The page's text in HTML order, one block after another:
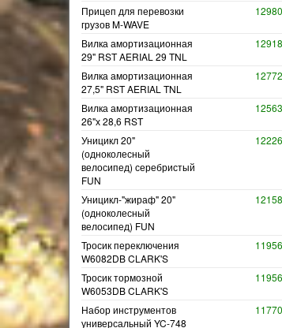
Прицеп для перевозки
грузов M-WAVE
Вилка амортизационная
29" RST AERIAL 29 TNL
Вилка амортизационная
27,5" RST AERIAL TNL
Вилка амортизационная
26"х 28,6 RST
Уницикл 20"
(одноколесный
велосипед) серебристый
FUN
Уницикл-"жираф" 20"
(одноколесный
велосипед) FUN
Тросик переключения
W6082DB CLARK'S
Тросик тормозной
W6053DB CLARK'S
Набор инструментов
универсальный YC-748